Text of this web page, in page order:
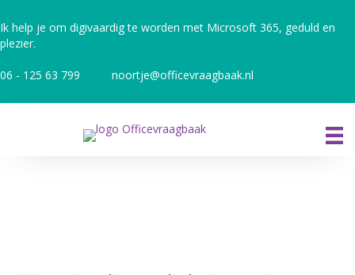
Ik help je om digivaardig te worden met Microsoft 365, geduld en
plezier.
06 - 125 63 799 noortje@officevraagbaak.nl